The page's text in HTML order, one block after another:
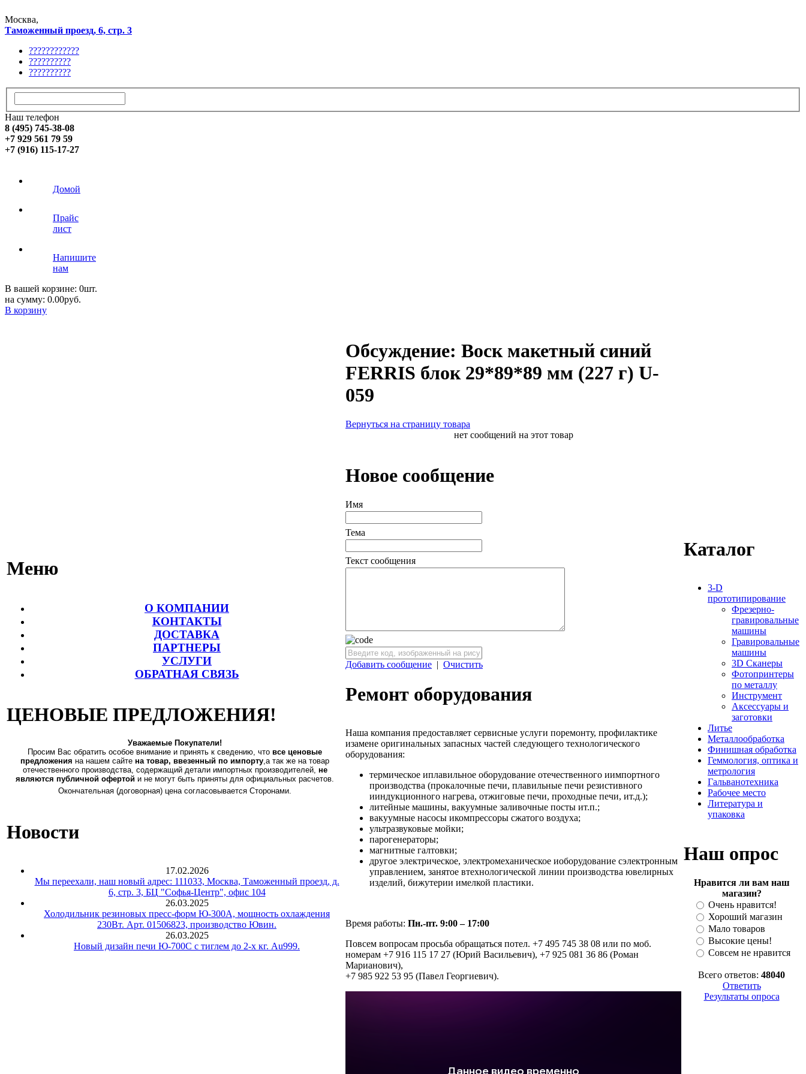
Москва,
Таможенный проезд, 6, стр. 3
????????????
??????????
??????????
Наш телефон
8 (495) 745-38-08
+7 929 561 79 59
+7 (916) 115-17-27
Домой
Прайс
лист
Напишите
нам
В вашей корзине: 0шт.
на сумму: 0.00руб.
В корзину
Меню
О КОМПАНИИ
КОНТАКТЫ
ДОСТАВКА
ПАРТНЕРЫ
УСЛУГИ
ОБРАТНАЯ СВЯЗЬ
ЦЕНОВЫЕ ПРЕДЛОЖЕНИЯ!
Уважаемые Покупатели!
Просим Вас обратить особое внимание и принять к сведению, что все ценовые
предложения на нашем сайте на товар, ввезенный по импорту,а так же на товар
отечественного производства, содержащий детали импортных производителей, не
являются публичной офертой и не могут быть приняты для официальных расчетов.
Окончательная (договорная) цена согласовывается Сторонами.
Новости
17.02.2026
Мы переехали, наш новый адрес: 111033, Москва, Таможенный проезд, д.
6, стр. 3, БЦ "Софья-Центр", офис 104
26.03.2025
Холодильник резиновых пресс-форм Ю-300А, мощность охлаждения
230Вт. Арт. 01506823, производство Ювин.
26.03.2025
Новый дизайн печи Ю-700С с тиглем до 2-х кг. Au999.
Обсуждение: Воск макетный синий
FERRIS блок 29*89*89 мм (227 г) U-
059
Вернуться на страницу товара
нет сообщений на этот товар
Новое сообщение
Имя
Тема
Текст сообщения
Добавить сообщение | Очистить
Ремонт оборудования
Наша компания предоставляет сервисные услуги поремонту, профилактике
изамене оригинальных запасных частей следующего технологического
оборудования:
термическое иплавильное оборудование отечественного иимпортного
производства (прокалочные печи, плавильные печи резистивного
ииндукционного нагрева, отжиговые печи, проходные печи, ит.д.);
литейные машины, вакуумные заливочные посты ит.п.;
вакуумные насосы икомпрессоры сжатого воздуха;
ультразвуковые мойки;
парогенераторы;
магнитные галтовки;
другое электрическое, электромеханическое иоборудование сэлектронным
управлением, занятое втехнологической линии производства ювелирных
изделий, бижутерии имелкой пластики.
Время работы: Пн.-пт. 9:00 – 17:00
Повсем вопросам просьба обращаться потел. +7 495 745 38 08 или по моб.
номерам +7 916 115 17 27 (Юрий Васильевич), +7 925 081 36 86 (Роман
Марианович),
+7 985 922 53 95 (Павел Георгиевич).
Каталог
3-D
прототипирование
Фрезерно-
гравировальные
машины
Гравировальные
машины
3D Сканеры
Фотопринтеры
по металлу
Инструмент
Аксессуары и
заготовки
Литье
Металлообработка
Финишная обработка
Геммология, оптика и
метрология
Гальванотехника
Рабочее место
Литература и
упаковка
Наш опрос
Нравится ли вам наш
магазин?
Очень нравится!
Хороший магазин
Мало товаров
Высокие цены!
Совсем не нравится
Всего ответов: 48040
Ответить
Результаты опроса